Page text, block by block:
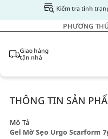
Kiểm tra tình
PHƯƠNG
Giao hàng
tận nhà
THÔNG TIN SẢN
Mô Tả
Gel Mờ Sẹo Urgo Scarform